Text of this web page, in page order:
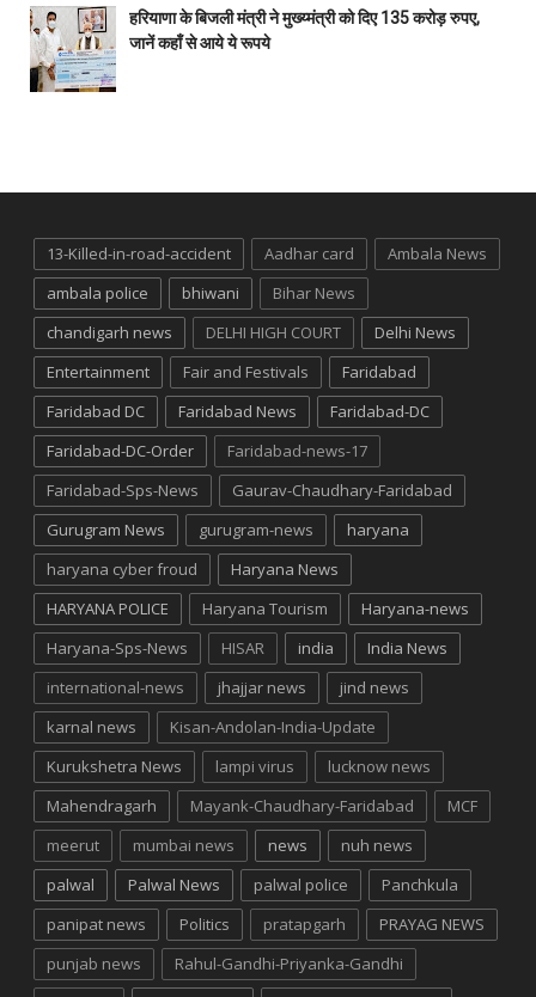
हरियाणा के बिजली मंत्री ने मुख्य्मंत्री को दिए 135 करोड़ रुपए,
जानें कहाँ से आये ये रूपये
13-Killed-in-road-accident Aadhar card
Ambala News
ambala police
bhiwani
Bihar News
chandigarh news
DELHI HIGH COURT
Delhi News
Entertainment
Fair and Festivals
Faridabad
Faridabad DC
Faridabad News
Faridabad-DC
Faridabad-DC-Order
Faridabad-news-17
Faridabad-Sps-News
Gaurav-Chaudhary-Faridabad
Gurugram News
gurugram-news
haryana
haryana cyber froud
Haryana News
HARYANA POLICE
Haryana Tourism
Haryana-news
Haryana-Sps-News
HISAR india
India News
international-news
jhajjar news
jind news
karnal news
Kisan-Andolan-India-Update
Kurukshetra News
lampi virus
lucknow news
Mahendragarh
Mayank-Chaudhary-Faridabad
MCF
meerut
mumbai news news
nuh news
palwal
Palwal News palwal police
Panchkula
panipat news
Politics pratapgarh
PRAYAG NEWS
punjab news
Rahul-Gandhi-Priyanka-Gandhi